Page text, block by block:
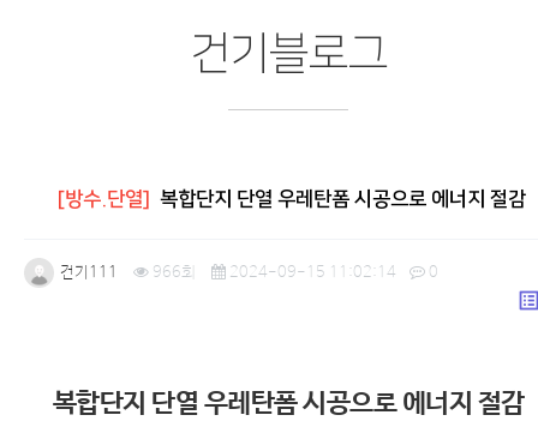
건기블로그
[방수.단열] 복합단지 단열 우레탄폼 시공으로 에너지 절감
건기111 966회 2024-09-15 11:02:14 0
복합단지 단열 우레탄폼 시공으로 에너지 절감